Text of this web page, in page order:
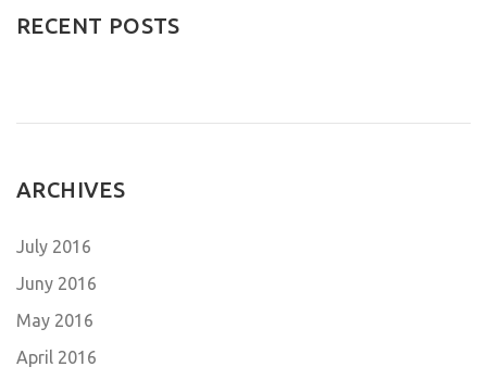
RECENT POSTS
ARCHIVES
July 2016
Juny 2016
May 2016
April 2016